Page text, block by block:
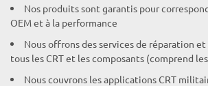
Nos produits sont garantis pour
OEM et à la performance
Nous offrons des services de réparation
tous les CRT et les composants (comprend
Nous couvrons les applications CRT